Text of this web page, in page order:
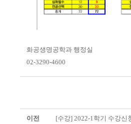
화공생명공학과 행정실
02-3290-4600
이전 [수강] 2022-1학기 수강신